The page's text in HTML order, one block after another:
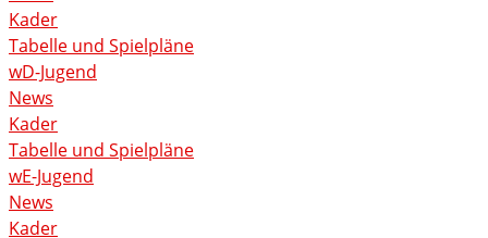
Kader
Tabelle und Spielpläne
wD-Jugend
News
Kader
Tabelle und Spielpläne
wE-Jugend
News
Kader